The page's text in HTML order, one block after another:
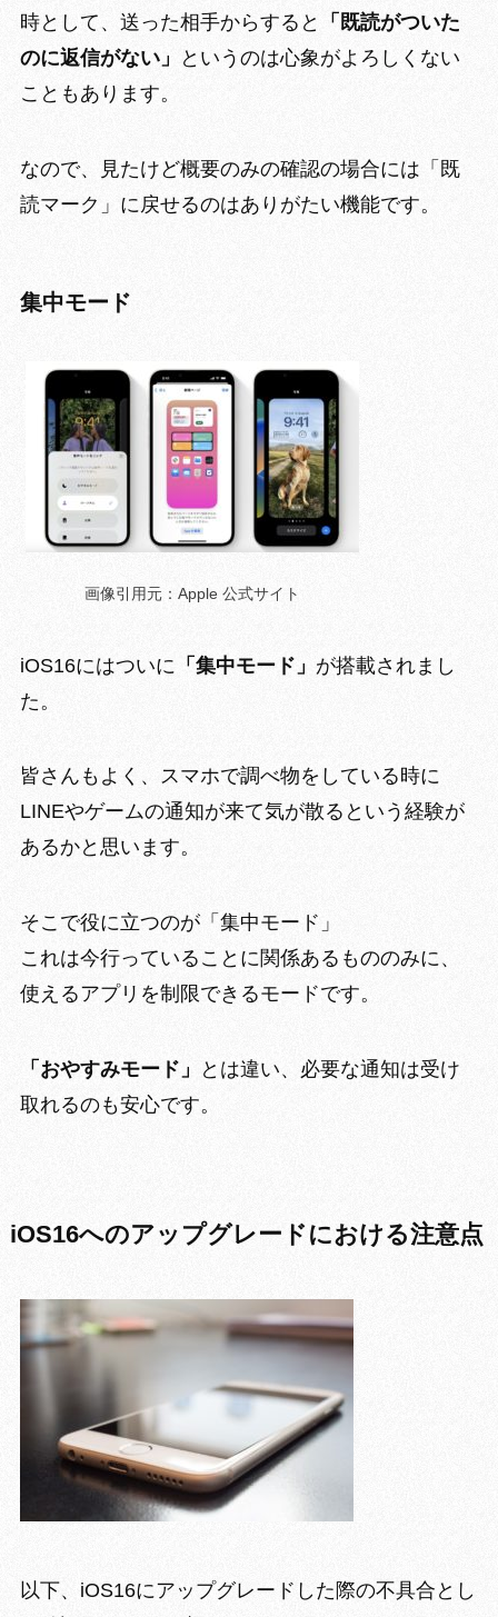
時として、送った相手からすると
「既読がついた
のに返信がない」
というのは心象がよろしくない
こともあります。
なので、見たけど概要のみの確認の場合には「既
読マーク」に戻せるのはありがたい機能です。
集中モード
画像引用元：Apple 公式サイト
iOS16にはついに 「集中モード」 が搭載されまし
た。
皆さんもよく、スマホで調べ物をしている時に
LINEやゲームの通知が来て気が散る という経験が
あるかと思います。
そこで役に立つのが「集中モード」
これは今行っていることに関係あるもののみに、
使えるアプリを制限できるモードです。
「おやすみモード」 とは違い、 必要な通知は受け
取れるのも安心です。
iOS16へのアップグレードにおける注意点
以下、iOS16にアップグレードした際の不具合とし